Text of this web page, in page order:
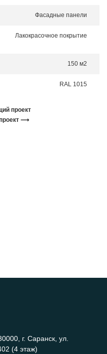
Фасадные панели
Лакокрасочное покрытие
150 м2
RAL 1015
проект
⟶
г. Саранск, ул.
(4 этаж)